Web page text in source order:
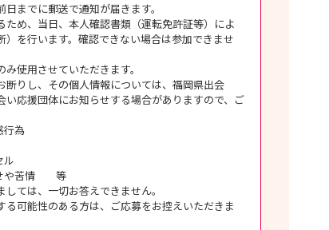
までに郵送で通知が届きます。
め、当日、本人確認書類（運転免許証等）によ
を行います。確認できない場合は参加できませ
使用させていただきます。
りし、その個人情報については、福岡県出会
い応援団体にお知らせする場合がありますので、ご
行為
ル
せや苦情 等
ては、一切お答えできません。
可能性のある方は、ご応募をお控えいただきま